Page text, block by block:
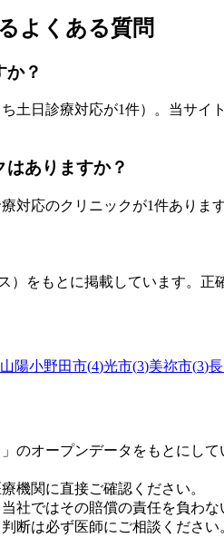
よくある質問
か？
ち土日診療対応が1件）
。当サイ
ありますか？
対応のクリニックが1件あります
をもとに掲載しています。
山陽小野田市(4)光市(3)美祢市(3)
のオープンデータをもとにし
機関に直接ご確認ください。
社ではその賠償の責任を負わな
断は必ず医師にご相談ください